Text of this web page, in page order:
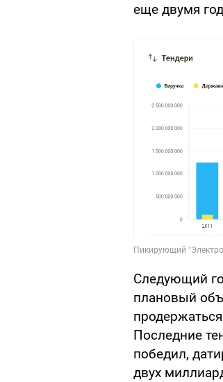
еще двумя
Следующий
плановый
Последние
победил,
двух